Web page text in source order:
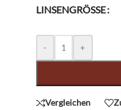
LINSENGRÖSSE
- +
Vergleichen